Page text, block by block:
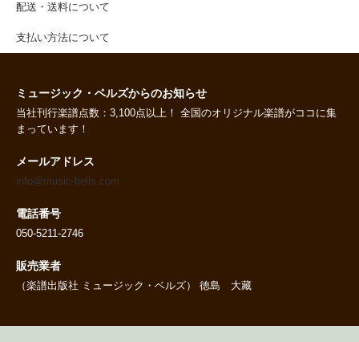
配送・送料について
支払い方法について
ミュージック・ベルズからのお知らせ
当社刊行楽譜点数：3,100点以上！ 全国のオリジナル楽譜がココに集
まっています！
メールアドレス
info@music-bells.com
電話番号
050-5211-2746
販売業者
（楽譜出版社 ミュージック・ベルズ） 徳島 大藏